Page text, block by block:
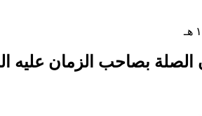
الصلة بصاحب الزمان عليه